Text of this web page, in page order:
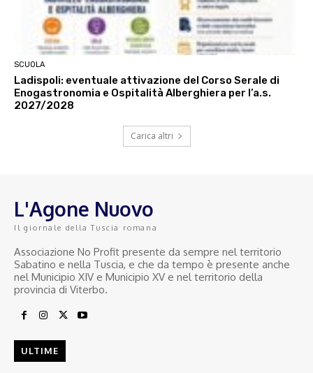
SCUOLA
Ladispoli: eventuale attivazione del Corso Serale di
Enogastronomia e Ospitalità Alberghiera per l’a.s.
2027/2028
Carica altri
L'Agone Nuovo
Il giornale della Tuscia romana
Associazione No Profit presente da sempre nel territorio
Sabatino e nella Tuscia, e che da tempo è presente anche
nel Municipio XIV e Municipio XV e nel territorio della
provincia di Viterbo.
ULTIME